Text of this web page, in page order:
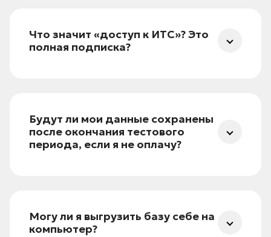
Что значит «доступ к ИТС»? Это
полная подписка?
(аналитика, шаблоны, консультации) —
только в ПРОФ.
Будут ли мои данные сохранены
после окончания тестового
периода, если я не оплачу?
Могу ли я выгрузить базу себе на
компьютер?